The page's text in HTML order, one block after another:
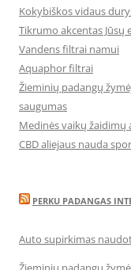
Kokybiškos vidaus
Tikrumo akcentas Jūsų
Vandens filtrai namui
Aquaphor filtrai
Žieminių padangų
saugumas
Medinės vaikų žaidimų
CBD aliejaus nauda
PERKU PADANGAS
Auto supirkimas